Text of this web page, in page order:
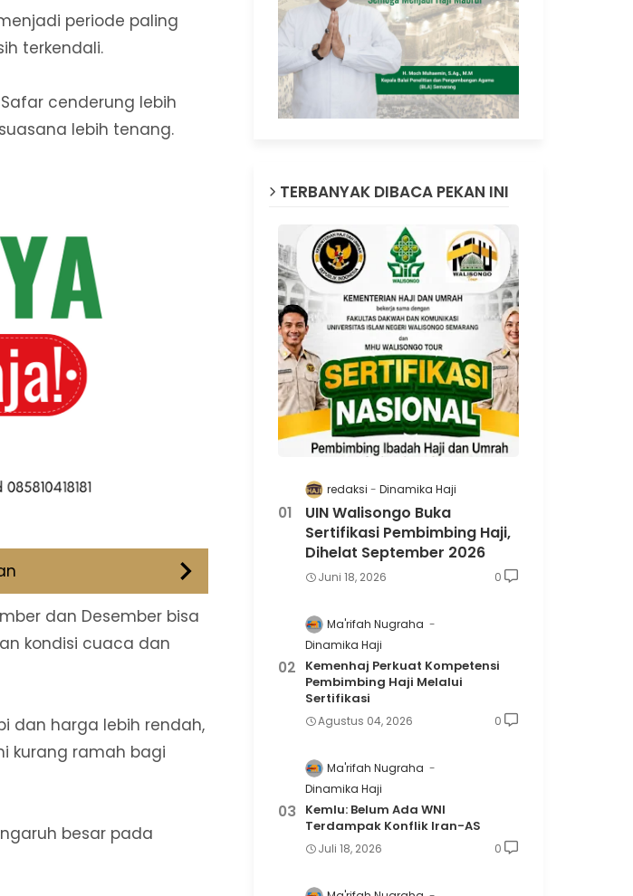
periode paling
terkendali.
cenderung lebih
lebih tenang.
dan Desember bisa
kondisi cuaca dan
dan harga lebih rendah,
kurang ramah bagi
besar pada
TERBANYAK DIBACA PEKAN INI
redaksi Dinamika Haji
UIN Walisongo Buka
Sertifikasi Pembimbing Haji,
Dihelat September 2026
Juni 18, 2026 0
Ma'rifah Nugraha
Dinamika Haji
Kemenhaj Perkuat Kompetensi
Pembimbing Haji Melalui
Sertifikasi
Agustus 04, 2026 0
Ma'rifah Nugraha
Dinamika Haji
Kemlu: Belum Ada WNI
Terdampak Konflik Iran-AS
Juli 18, 2026 0